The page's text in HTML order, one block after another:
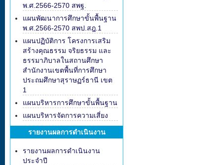
พ.ศ.2566-2570 สพฐ.
แผนพัฒนาการศึกษาขั้นพื้นฐาน
พ.ศ.2566-2570 สพป.สฎ.1
แผนปฏิบัติการ โครงการเสริม
สร้างคุณธรรม จริยธรรม และ
ธรรมาภิบาลในสถานศึกษา
สำนักงานเขตพื้นที่การศึกษา
ประถมศึกษาสุราษฏร์ธานี เขต
1
แผนบริหารการศึกษาขั้นพื้นฐาน
แผนบริหารจัดการความเสี่ยง
รายงานผลการดำเนินงาน
รายงานผลการดำเนินงาน
ประจำปี